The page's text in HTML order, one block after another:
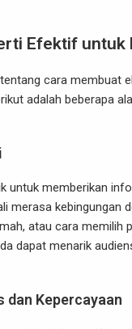
Efektif untuk
cara membuat
adalah beberapa
untuk memberikan
merasa kebingungan
atau cara
dapat menarik
dan Kepercayaan